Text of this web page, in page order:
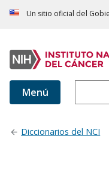
Un sitio oficial del
Menú
Diccionarios del NCI